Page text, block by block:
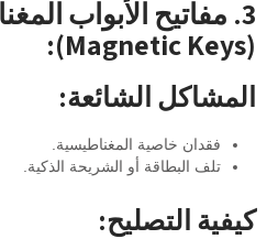
3. مفاتيح الأبواب
(Magnetic Keys):
المشاكل الشائعة:
فقدان خاصية المغناطيسية.
تلف البطاقة أو الشريحة الذكية.
كيفية التصليح: